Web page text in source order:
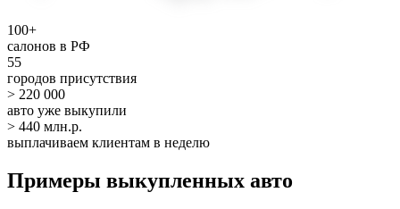
100+
салонов в РФ
55
городов присутствия
> 220 000
авто уже выкупили
> 440 млн.р.
выплачиваем клиентам в неделю
Примеры выкупленных авто